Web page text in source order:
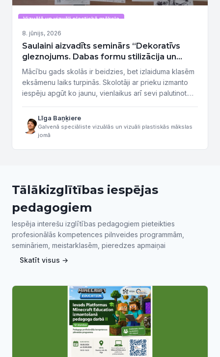
Vizuālā un vizuāli plastiskā māksla
8. jūnijs, 2026
Saulaini aizvadīts seminārs “Dekoratīvs
gleznojums. Dabas formu stilizācija un
tonalitāte, gleznojot plenērā”
Mācību gads skolās ir beidzies, bet izlaiduma klasēm
eksāmenu laiks turpinās. Skolotāji ar prieku izmanto
iespēju apgūt ko jaunu, vienlaikus arī sevi palutinot.
pedagogiem, kuri ir atvērti jauniem izaicinājumiem un
eksperimentiem un kuri trešdien, 3. jūnijā, piedalījās
profesionālās pilnveides programmā “Dekoratīvs
Līga Baņķiere
Galvenā speciāliste vizuālās un vizuāli plastiskās mākslas
jomā
Tālākizglītības iespējas
pedagogiem
Iespēja interešu izglītības pedagogiem pieteikties
profesionālās kompetences pilnveides programmām,
semināriem, meistarklasēm, pieredzes apmaiņai
Skatīt visus →